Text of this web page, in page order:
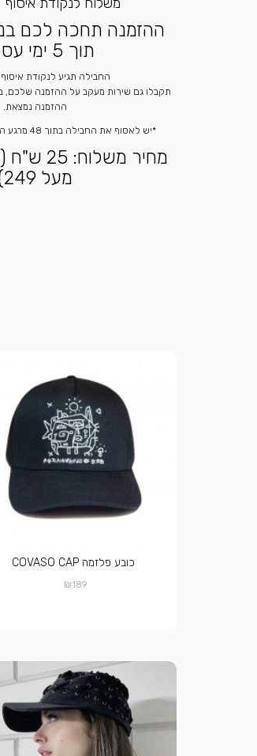
ההזמנה תחכה לכם
תוך 5 ימי עסקים
החבילה תגיע לנקודת
תקבלו גם שירות מעקב על ההזמנה שלכם,
ההזמנה נמצאת.
*יש לאסוף את החבילה בתוך 48 מרגע הגעתה לנקודת האיסוף
מחיר
מעל 249)
כובע פלזמה COVASO CAP
₪189